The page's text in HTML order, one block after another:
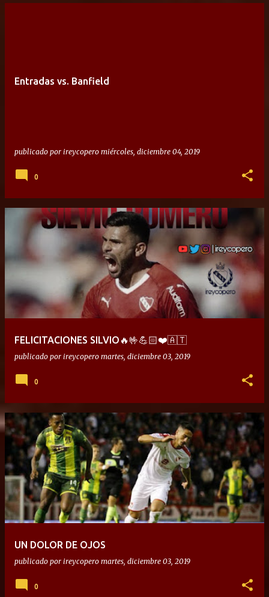
Entradas vs. Banfield
publicado por ireycopero miércoles, diciembre 04, 2019
0
FELICITACIONES SILVIO🔥🤟💪🏻❤️🇦🇹
publicado por ireycopero martes, diciembre 03, 2019
0
UN DOLOR DE OJOS
publicado por ireycopero martes, diciembre 03, 2019
0